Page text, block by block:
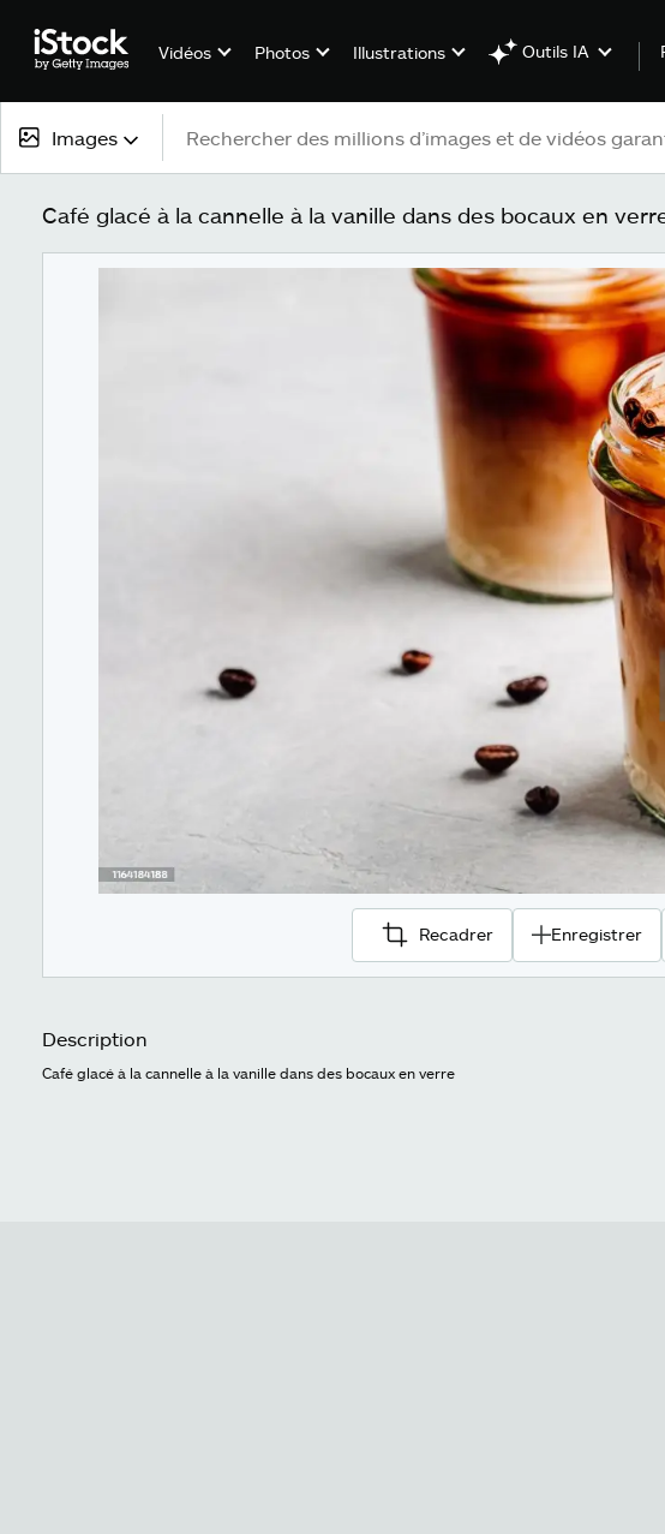
Vidéos Photos Illustrations Outils IA
Images
Images
Café glacé à la cannelle à la vanille dans des bocaux en
Recadrer Enregistrer
Description
Café glacé à la cannelle à la vanille dans des bocaux en verre